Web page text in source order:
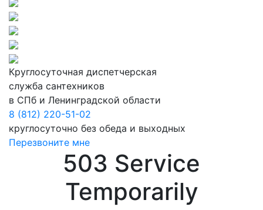
Круглосуточная диспетчерская
служба сантехников
в СПб и Ленинградской области
8 (812) 220-51-02
круглосуточно без обеда и выходных
Перезвоните мне
503 Service
Temporarily